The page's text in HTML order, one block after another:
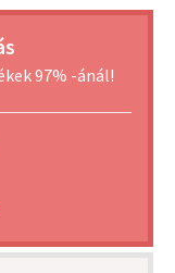
97% -ánál!